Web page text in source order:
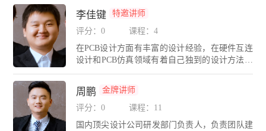
层次技术人才；担任IPC中国PCB设计师理事会
会员，推动IPC互连设计技术与标准在中国的普
及；连续三届担任中国高科技产业化研究化智能
信息处理产业化分会理事；长期担任广东省工程
图学学会技能鉴定专家；广东省CAD图形设计职
业技能大赛（电子类）裁判；珠海市集成电路产
业培训基地指导专家；长期带领公司PCB设计团
队攻关军工、航天、通信、工控、医疗、芯片等
领域的高精尖设计与仿真项目
镜、车机、视频监控、网络安防、网络交换机、
家电等产品的设计工作。
李佳键
特邀讲师
评分：0
课程：4
在PCB设计方面有丰富的设计经验，在硬件互连
设计和PCB仿真领域有着自己独到的设计方法和
理念。精通Cadence，PADS，AD，Hyperlynx，S
igrity等多种PCB设计与仿真工具。带领广州分公
司团队长期奋战在硬件设计与仿真一线岗位，涵
盖的设计包括：计算机通信产品，多媒体产品，
医疗仪器设备，交通运输设备，数码消费类产品
周鹏
金牌讲师
评分：0
课程：11
国内顶尖设计公司研发部门负责人，负责团队建